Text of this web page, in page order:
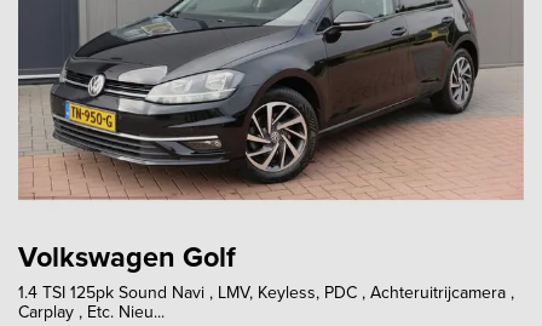
Volkswagen Golf
1.4 TSI 125pk Sound Navi , LMV, Keyless, PDC , Achteruitrijcamera ,
Carplay , Etc. Nieu...